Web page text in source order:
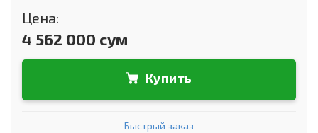
Цена:
4 562 000 сум
Купить
Быстрый заказ